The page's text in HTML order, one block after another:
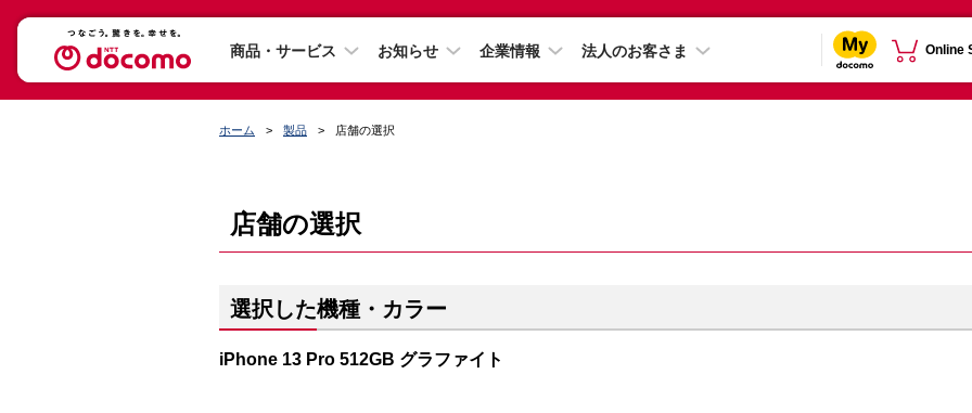
商品・サービス お知らせ 企業情報 法人のお客さま Online
ホーム 製品 店舗の選択
店舗の選択
選択した機種・カラー
iPhone 13 Pro 512GB グラファイト